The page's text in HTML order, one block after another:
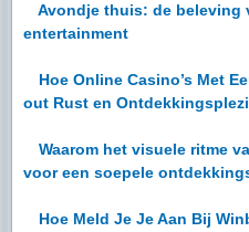
Avondje thuis: de beleving
entertainment
Hoe Online Casino’s Met
out Rust en
Waarom het visuele ritme
voor een soepele
Hoe Meld Je Je Aan Bij